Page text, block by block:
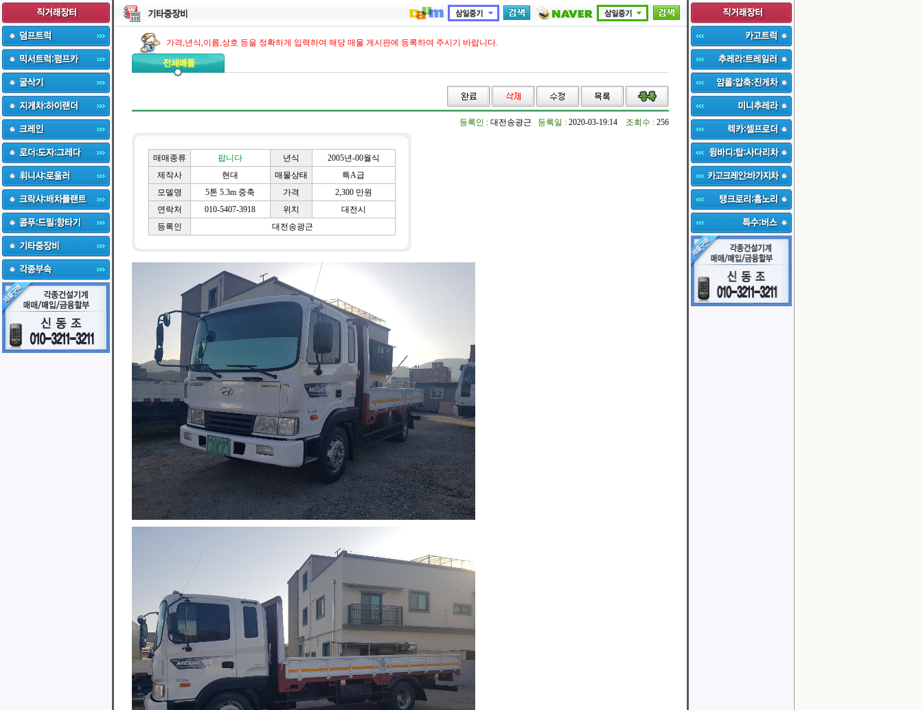
가격,년식,이름,상호 등을 정확하게 입력하여 해당 매물 게시판에 등록하여 주시기 바랍니다.
등록인 : 대전송광근 등록일 : 2020-03-19:14 조회수 : 256
매매종류 팝니다 년식
2005년-00월식
제작사
현대 매물상태
특A급
모델명
5톤 5.3m 중축 가격
2,300 만원
연락처
010-5407-3918 위치
대전시
등록인
대전송광근